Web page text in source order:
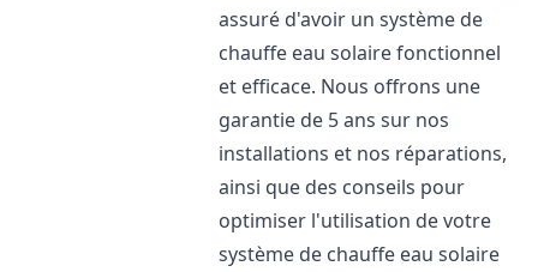
assuré d'avoir un système de
chauffe eau solaire fonctionnel
et efficace. Nous offrons une
garantie de 5 ans sur nos
installations et nos réparations,
ainsi que des conseils pour
optimiser l'utilisation de votre
système de chauffe eau solaire